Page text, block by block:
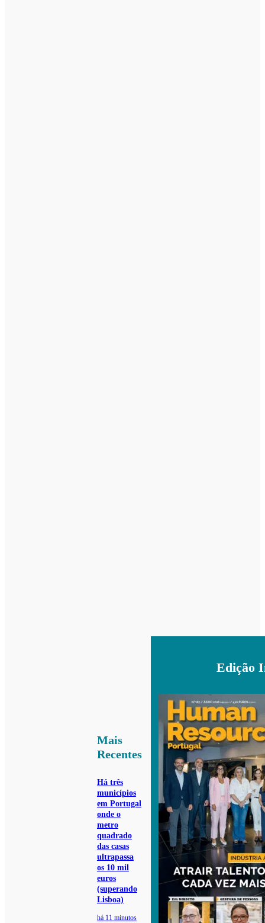
Mais
Recentes
Há três
municípios
em Portugal
onde o
metro
quadrado
das casas
ultrapassa
os 10 mil
euros
(superando
Lisboa)
há 11 minutos
Edição